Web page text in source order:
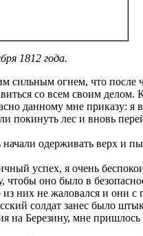
1812 года.
сильным огнем, что
со всем своим
данному мне приказу: я
покинуть лес и вновь
одерживать верх и
успех, я очень
оно было в
них не жаловался и они
солдат занес было
на Березину, мне